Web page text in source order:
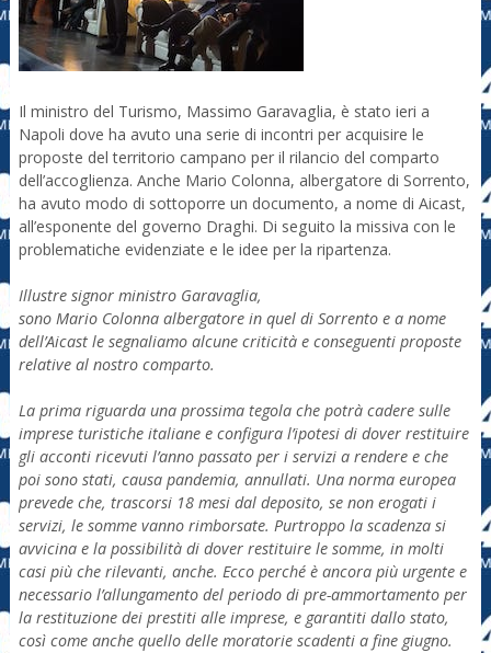
Il ministro del Turismo, Massimo Garavaglia, è stato ieri a
Napoli dove ha avuto una serie di incontri per acquisire le
proposte del territorio campano per il rilancio del comparto
dell’accoglienza. Anche Mario Colonna, albergatore di Sorrento,
ha avuto modo di sottoporre un documento, a nome di Aicast,
all’esponente del governo Draghi. Di seguito la missiva con le
problematiche evidenziate e le idee per la ripartenza.
Illustre signor ministro Garavaglia,
sono Mario Colonna albergatore in quel di Sorrento e a nome
dell’Aicast le segnaliamo alcune criticità e conseguenti proposte
relative al nostro comparto.
La prima riguarda una prossima tegola che potrà cadere sulle
imprese turistiche italiane e configura l’ipotesi di dover restituire
gli acconti ricevuti l’anno passato per i servizi a rendere e che
poi sono stati, causa pandemia, annullati. Una norma europea
prevede che, trascorsi 18 mesi dal deposito, se non erogati i
servizi, le somme vanno rimborsate. Purtroppo la scadenza si
avvicina e la possibilità di dover restituire le somme, in molti
casi più che rilevanti, anche. Ecco perché è ancora più urgente e
necessario l’allungamento del periodo di pre-ammortamento per
la restituzione dei prestiti alle imprese, e garantiti dallo stato,
così come anche quello delle moratorie scadenti a fine giugno.